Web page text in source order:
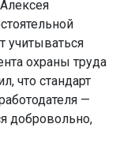
труда,
и не
Речь
управления к
Давление,